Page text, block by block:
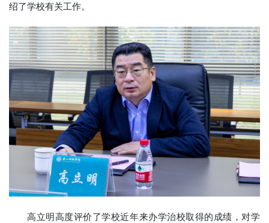
绍了学校有关工作。
高立明高度评价了学校近年来办学治校取得的成绩，对学